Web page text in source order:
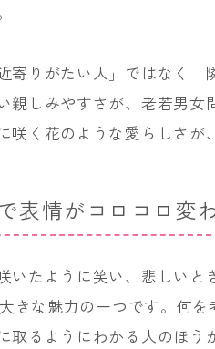
寄りがたい人」ではなく
親しみやすさが、老若男
咲く花のような愛らしさが
表情がコロコロ変
いたように笑い、悲しい
きな魅力の一つです。何
取るようにわかる人のほう